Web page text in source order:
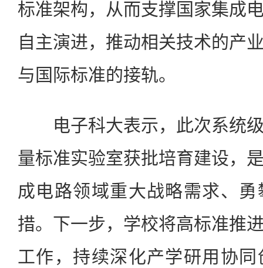
标准架构，从而支撑国家集成
自主演进，推动相关技术的产
与国际标准的接轨。
电子科大表示，此次系统级
量标准实验室获批培育建设，
成电路领域重大战略需求、
措。下一步，学校将高标准推
工作，持续深化产学研用协